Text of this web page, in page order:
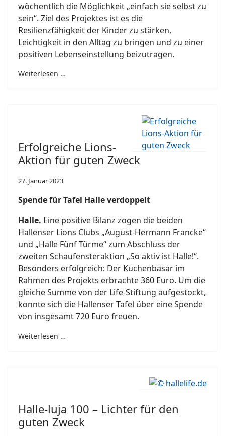
wöchentlich die Möglichkeit „einfach sie selbst zu
sein“. Ziel des Projektes ist es die
Resilienzfähigkeit der Kinder zu stärken,
Leichtigkeit in den Alltag zu bringen und zu einer
positiven Lebenseinstellung beizutragen.
Weiterlesen …
Erfolgreiche Lions-
Aktion für guten Zweck
27. Januar 2023
Spende für Tafel Halle verdoppelt
Halle. Eine positive Bilanz zogen die beiden
Hallenser Lions Clubs „August-Hermann Francke“
und „Halle Fünf Türme“ zum Abschluss der
zweiten Schaufensteraktion „So aktiv ist Halle!“.
Besonders erfolgreich: Der Kuchenbasar im
Rahmen des Projekts erbrachte 360 Euro. Um die
gleiche Summe von der Life-Stiftung aufgestockt,
konnte sich die Hallenser Tafel über eine Spende
von insgesamt 720 Euro freuen.
Weiterlesen …
Halle-luja 100 – Lichter für den
guten Zweck